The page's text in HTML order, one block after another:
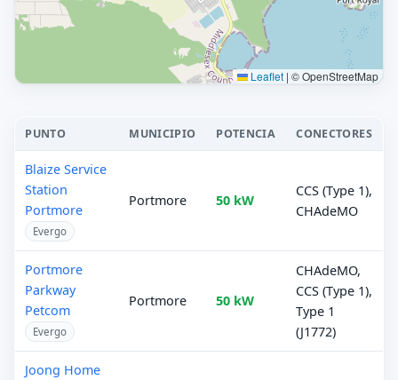
Leaflet | © OpenStreetMap
PUNTO MUNICIPIO POTENCIA CONECTORES
Blaize Service
Station
Portmore
Evergo
Portmore 50 kW
CCS (Type 1),
CHAdeMO
Portmore
Parkway
Petcom
Evergo
Portmore 50 kW
CHAdeMO,
CCS (Type 1),
Type 1
(J1772)
Joong Home